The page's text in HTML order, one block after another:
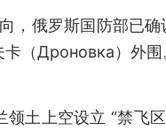
，俄罗斯国防部已
（Дроновка）外围
土上空设立 “禁飞